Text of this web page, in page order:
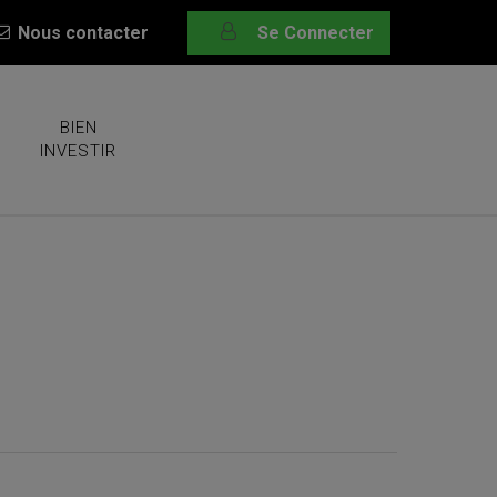
Nous contacter Se Connecter
BIEN
INVESTIR